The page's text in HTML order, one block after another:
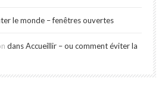
le monde – fenêtres ouvertes
dansAccueillir – ou comment éviter la